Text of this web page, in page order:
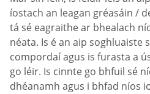
íostach an leagan gréasáin /
tá sé eagraithe ar bhealach
néata. Is é an aip soghluaiste
compordaí agus is furasta a
go léir. Is cinnte go bhfuil sé
dhéanamh agus i bhfad níos